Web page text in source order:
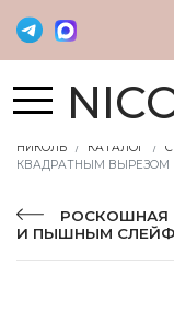
НИКОЛЬ КАТАЛОГ
КВАДРАТНЫМ
РОСКОШНАЯ
И ПЫШНЫМ